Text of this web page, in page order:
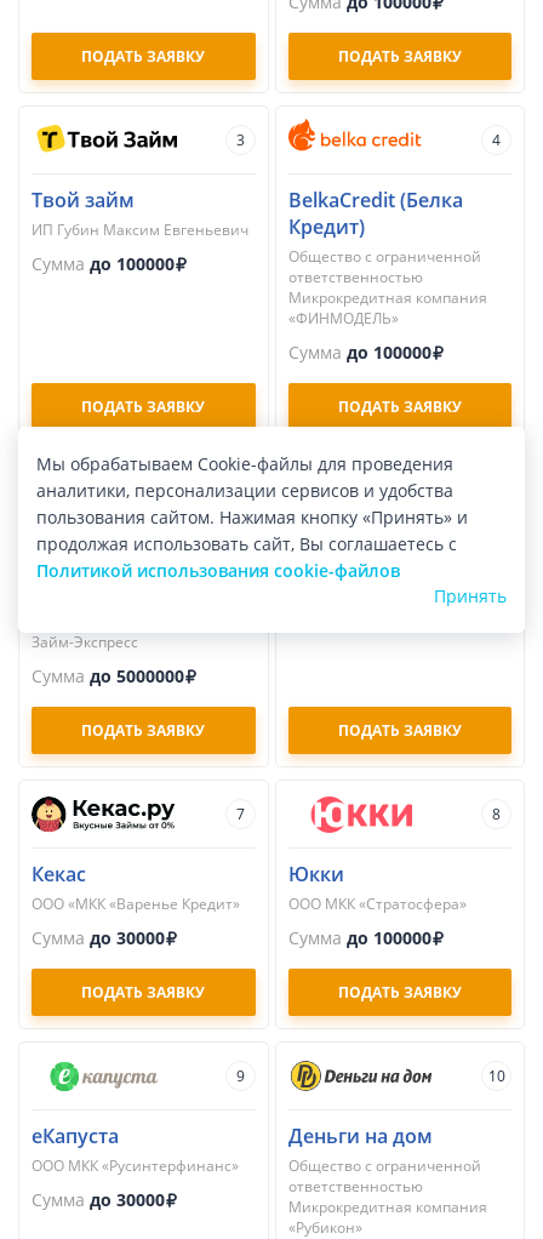
ПОДАТЬ ЗАЯВКУ ПОДАТЬ ЗАЯВКУ
3
Твой займ
ИП Губин Максим Евгеньевич
Сумма до 100000
ПОДАТЬ ЗАЯВКУ
4
BelkaCredit (Белка
Кредит)
Общество с ограниченной
ответственностью
Микрокредитная компания
«ФИНМОДЕЛЬ»
Сумма до 100000
ПОДАТЬ ЗАЯВКУ
5
Займ-Экспресс
Общество с ограниченной
Займ-Экспресс
Сумма до 5000000
ПОДАТЬ ЗАЯВКУ
Займер
ПАО МКК «Займер»
ПОДАТЬ ЗАЯВКУ
7
Кекас
ООО «МКК «Варенье Кредит»
Сумма до 30000
ПОДАТЬ ЗАЯВКУ
8
Юкки
ООО МКК «Стратосфера»
Сумма до 100000
ПОДАТЬ ЗАЯВКУ
9
еКапуста
ООО МКК «Русинтерфинанс»
Сумма до 30000
10
Деньги на дом
Общество с ограниченной
ответственностью
Микрокредитная компания
«Рубикон»
Мы обрабатываем Cookie-файлы для проведения
аналитики, персонализации сервисов и удобства
пользования сайтом. Нажимая кнопку «Принять» и
продолжая использовать сайт, Вы соглашаетесь с
Политикой использования cookie-файлов
Принять